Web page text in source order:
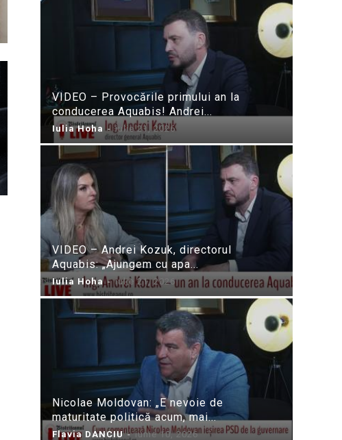
VIDEO – Provocările primului an la
conducerea Aquabis! Andrei...
Iulia Hoha - iulie 21, 2026
VIDEO – Andrei Kozuk, directorul
Aquabis: „Ajungem cu apa...
Iulia Hoha - iulie 21, 2026
Nicolae Moldovan: „E nevoie de
maturitate politică acum, mai...
Flavia DANCIU - iunie 10, 2026